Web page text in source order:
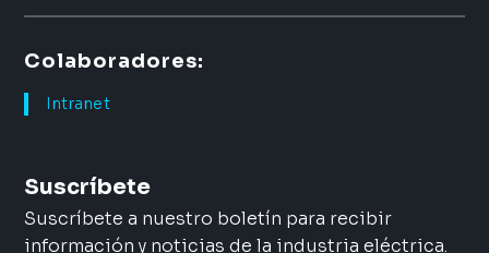
Colaboradores:
Intranet
Suscríbete
Suscríbete a nuestro boletín para recibir
información y noticias de la industria eléctrica.